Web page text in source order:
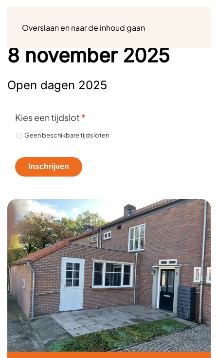
Overslaan en naar de inhoud gaan
8 november 2025
Open dagen 2025
Kies een tijdslot *
Geen beschikbare tijdsloten
Inschrijven